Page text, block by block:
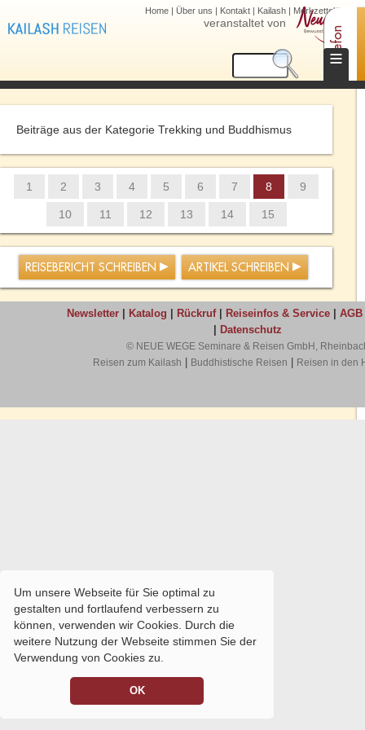
Um unsere Webseite für Sie optimal zu
gestalten und fortlaufend verbessern zu
können, verwenden wir Cookies. Durch die
weitere Nutzung der Webseite stimmen Sie der
Verwendung von Cookies zu.
OK
veranstaltet von
Home | Über uns | Kontakt | Kailash | Merkzettel (0)
≡
Beiträge aus der Kategorie Trekking und Buddhismus
1 2 3 4 5 6 7 8 9
10 11 12 13 14 15
REISEBERICHT SCHREIBEN ARTIKEL SCHREIBEN
Telefon
Newsletter| Katalog Rückruf| Reiseinfos & Service| AGB
Datenschutz
© NEUE WEGE Seminare & Reisen GmbH,
Reisen zum Kailash
Buddhistische Reisen Reisen in den